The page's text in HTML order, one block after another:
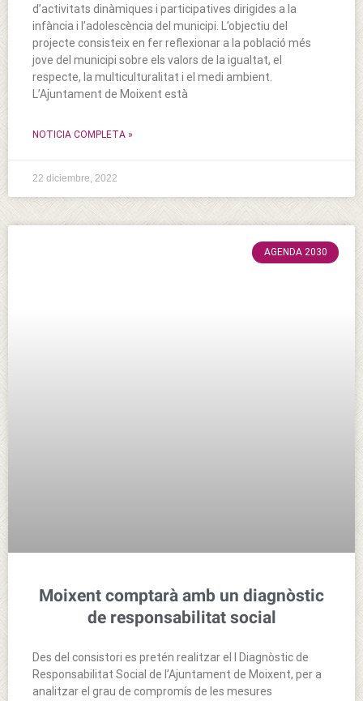
d’activitats dinàmiques i participatives dirigides a la
infància i l’adolescència del municipi. L’objectiu del
projecte consisteix en fer reflexionar a la població més
jove del municipi sobre els valors de la igualtat, el
respecte, la multiculturalitat i el medi ambient.
L’Ajuntament de Moixent està
NOTICIA COMPLETA »
22 diciembre, 2022
AGENDA 2030
Moixent comptarà amb un diagnòstic
de responsabilitat social
Des del consistori es pretén realitzar el I Diagnòstic de
Responsabilitat Social de l’Ajuntament de Moixent, per a
analitzar el grau de compromís de les mesures